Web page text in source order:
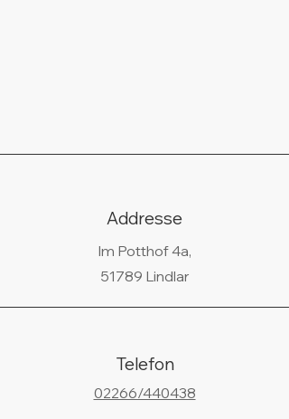
Addresse
Im Potthof 4a,
51789 Lindlar
Telefon
02266/440438